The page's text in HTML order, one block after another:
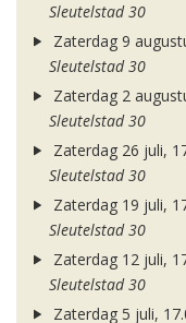
Sleutelstad 30
Zaterdag 9
Sleutelstad 30
Zaterdag 2
Sleutelstad 30
Zaterdag 26 juli,
Sleutelstad 30
Zaterdag 19 juli,
Sleutelstad 30
Zaterdag 12 juli,
Sleutelstad 30
Zaterdag 5 juli,